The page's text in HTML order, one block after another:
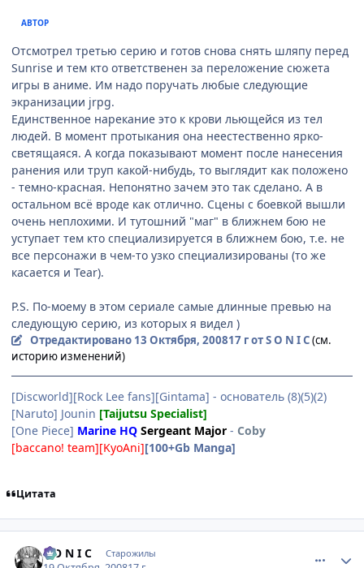
АВТОР
Отсмотрел третью серию и готов снова снять шляпу перед
Sunrise и тем кто ответственен за переложение сюжета
игры в аниме. Им надо поручать любые следующие
экранизации jrpg.
Единственное нарекание это к крови льющейся из тел
людей. В момент протыкания она неестественно ярко-
светящаяся. А когда показывают момент после нанесения
ранения или труп какой-нибудь, то выглядит как положено
- темно-красная. Непонятно зачем это так сделано. А в
остальном всё вроде как отлично. Сцены с боевкой вышли
очень неплохими. И тутошний "маг" в ближнем бою не
уступает тем кто специализируется в ближнем бою, т.е. не
все персонажи в чем-то узко специализированы (то же
касается и Tear).
P.S. По-моему в этом сериале самые длинные превью на
следующую серию, из которых я видел )
Отредактировано 13 Октября, 200817 гот S O N I C(см.
историю изменений)
[Discworld][Rock Lee fans][Gintama] - основатель (8)(5)(2)
[Naruto] Jounin [Taijutsu Specialist]
[One Piece] Marine HQ Sergeant Major - Coby
[baccano! team][KyoAni][100+Gb Manga]
Цитата
S O N I C Старожилы